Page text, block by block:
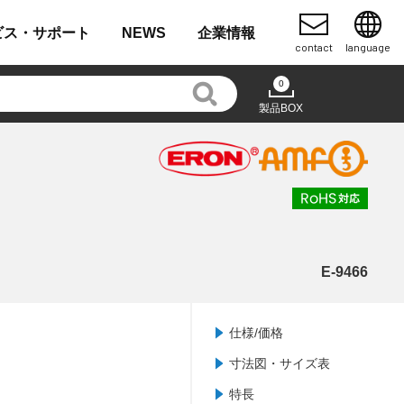
・ サポート NEWS 企業情報
contact language
0
製品BOX
E-9466
仕様/価格
寸法図・サイズ表
特長